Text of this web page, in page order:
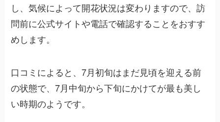
し、気候によって開花状況は変わりますので、訪
問前に公式サイトや電話で確認することをおすす
めします。
口コミによると、7月初旬はまだ見頃を迎える前
の状態で、7月中旬から下旬にかけてが最も美し
い時期のようです。